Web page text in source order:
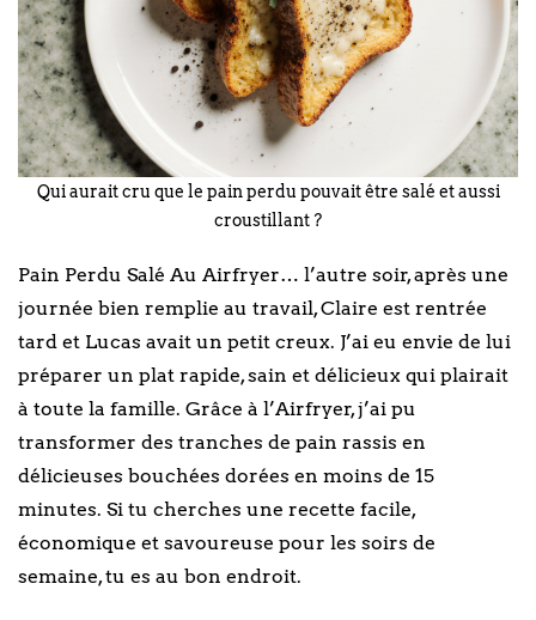
Qui aurait cru que le pain perdu pouvait être salé et aussi
croustillant ?
Pain Perdu Salé Au Airfryer… l’autre soir, après une
journée bien remplie au travail, Claire est rentrée
tard et Lucas avait un petit creux. J’ai eu envie de lui
préparer un plat rapide, sain et délicieux qui plairait
à toute la famille. Grâce à l’Airfryer, j’ai pu
transformer des tranches de pain rassis en
délicieuses bouchées dorées en moins de 15
minutes. Si tu cherches une recette facile,
économique et savoureuse pour les soirs de
semaine, tu es au bon endroit.